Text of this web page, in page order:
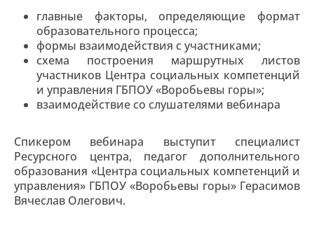
главные факторы, определяющие формат
образовательного процесса;
формы взаимодействия с участниками;
схема построения маршрутных листов
участников Центра социальных компетенций
и управления ГБПОУ «Воробьевы горы»;
взаимодействие со слушателями вебинара
Спикером вебинара выступит специалист
Ресурсного центра, педагог дополнительного
образования «Центра социальных компетенций и
управления» ГБПОУ «Воробьевы горы» Герасимов
Вячеслав Олегович.